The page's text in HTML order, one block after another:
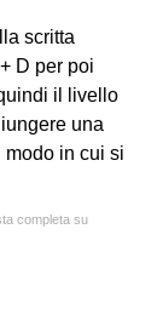
scritta
D per poi
il livello
una
in cui si
completa su